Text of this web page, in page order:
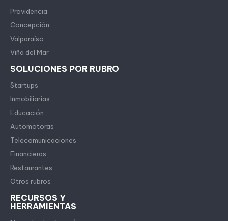
Providencia
Concepción
Valparaíso
Viña del Mar
SOLUCIONES POR RUBRO
Startups
Inmobiliarias
Educación
Automotoras
Telecomunicaciones
Financieras
Restaurantes
Otros rubros
RECURSOS Y
HERRAMIENTAS